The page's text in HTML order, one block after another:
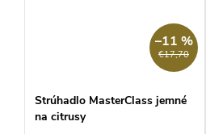
€17,70
–11 %
Strúhadlo MasterClass jemné
na citrusy